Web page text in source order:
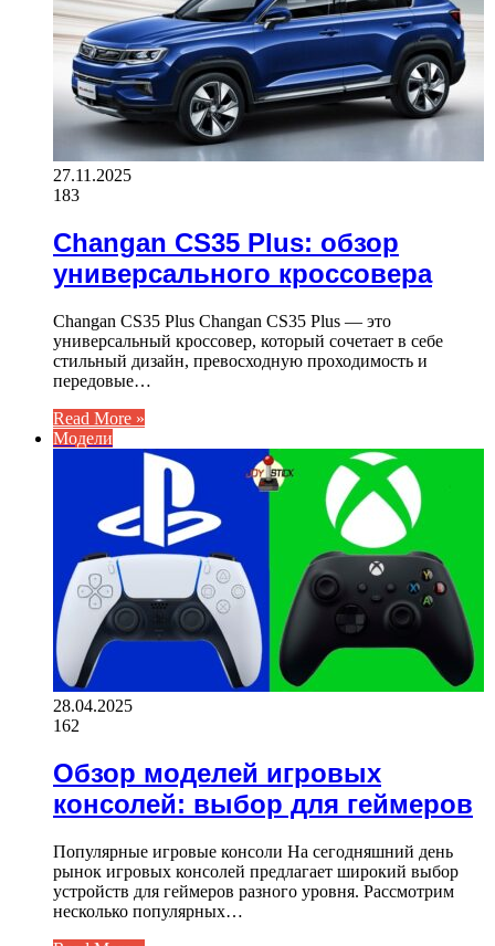
27.11.2025
183
Changan CS35 Plus: обзор
универсального кроссовера
Changan CS35 Plus Changan CS35 Plus — это
универсальный кроссовер, который сочетает в себе
стильный дизайн, превосходную проходимость и
передовые…
Read More »
Модели
28.04.2025
162
Обзор моделей игровых
консолей: выбор для геймеров
Популярные игровые консоли На сегодняшний день
рынок игровых консолей предлагает широкий выбор
устройств для геймеров разного уровня. Рассмотрим
несколько популярных…